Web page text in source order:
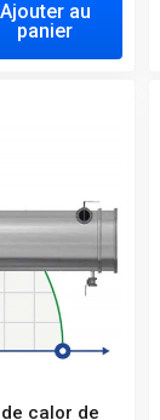
Ajouter au
panier
calor de